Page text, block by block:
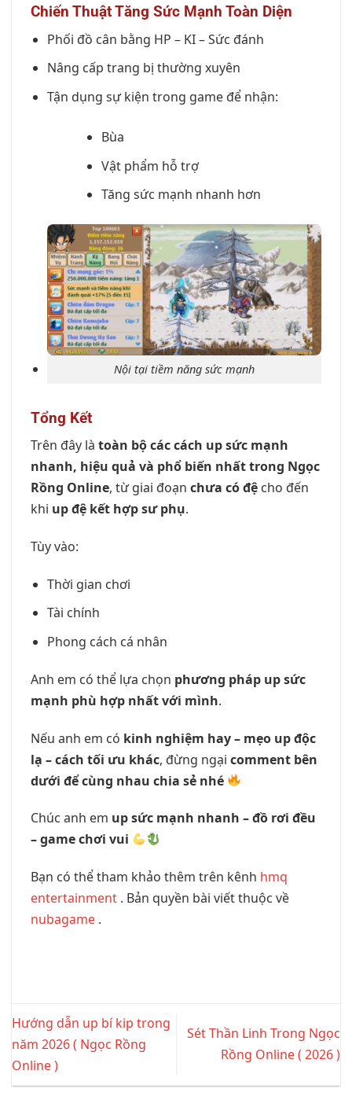
Chiến Thuật Tăng Sức Mạnh Toàn Diện
Phối đồ cân bằng HP – KI – Sức đánh
Nâng cấp trang bị thường xuyên
Tận dụng sự kiện trong game để nhận:
Bùa
Vật phẩm hỗ trợ
Tăng sức mạnh nhanh hơn
Nội tại tiềm năng sức mạnh
Tổng Kết
Trên đây là toàn bộ các cách up sức mạnh
nhanh, hiệu quả và phổ biến nhất trong Ngọc
Rồng Online, từ giai đoạn chưa có đệ cho đến
khi up đệ kết hợp sư phụ.
Tùy vào:
Thời gian chơi
Tài chính
Phong cách cá nhân
Anh em có thể lựa chọn phương pháp up sức
mạnh phù hợp nhất với mình.
Nếu anh em có kinh nghiệm hay – mẹo up độc
lạ – cách tối ưu khác, đừng ngại comment bên
dưới để cùng nhau chia sẻ nhé
Chúc anh em up sức mạnh nhanh – đồ rơi đều
– game chơi vui
Bạn có thể tham khảo thêm trên kênh hmq
entertainment . Bản quyền bài viết thuộc về
nubagame .
Hướng dẫn up bí kip trong
năm 2026 ( Ngọc Rồng
Online )
Sét Thần Linh Trong Ngọc
Rồng Online ( 2026 )